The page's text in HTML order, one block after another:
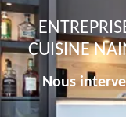
CUISINE
Nous